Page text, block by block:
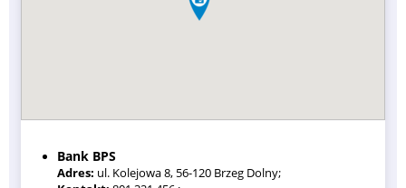
Bank BPS
Adres: ul. Kolejowa 8, 56-120 Brzeg Dolny;